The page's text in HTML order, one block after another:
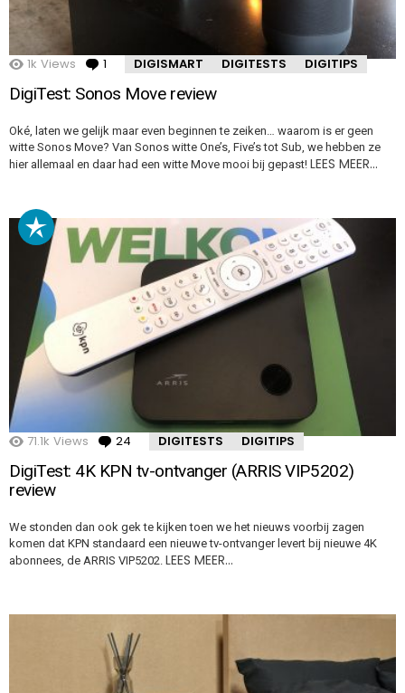
1k Views 1 Comment
DIGISMART DIGITESTS DIGITIPS
DigiTest: Sonos Move review
Oké, laten we gelijk maar even beginnen te zeiken… waarom is er geen
witte Sonos Move? Van Sonos witte One’s, Five’s tot Sub, we hebben ze
hier allemaal en daar had een witte Move mooi bij gepast! LEES MEER…
71.1k Views 24 Comments
DIGITESTS DIGITIPS
DigiTest: 4K KPN tv-ontvanger (ARRIS VIP5202)
review
We stonden dan ook gek te kijken toen we het nieuws voorbij zagen
komen dat KPN standaard een nieuwe tv-ontvanger levert bij nieuwe 4K
abonnees, de ARRIS VIP5202. LEES MEER…